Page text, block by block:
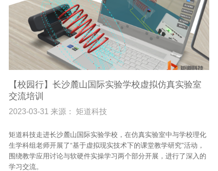
【校园行】长沙麓山国际实验学校虚拟仿真实验室
交流培训
2023-03-31 来源： 矩道科技
矩道科技走进长沙麓山国际实验学校，在仿真实验室中与学校理化
生学科组老师开展了“基于虚拟现实技术下的课堂教学研究”活动，
围绕教学应用讨论与软硬件实操学习两个部分开展，进行了深入的
学习交流。